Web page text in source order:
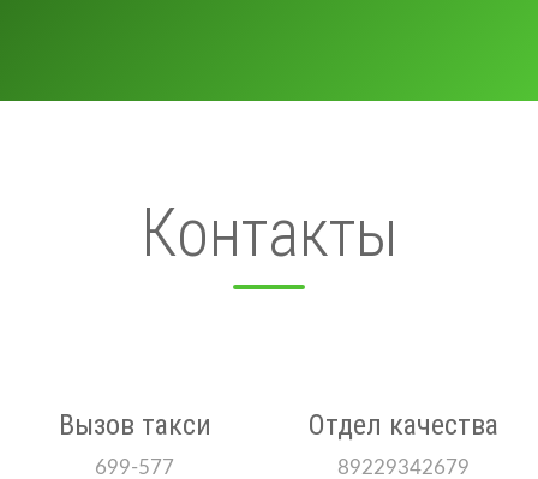
Контакты
Вызов такси
699-577
Отдел качества
89229342679